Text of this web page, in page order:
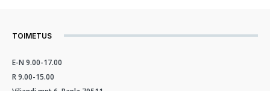
TOIMETUS
E-N 9.00-17.00
R 9.00-15.00